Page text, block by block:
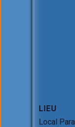
LIEU
Local